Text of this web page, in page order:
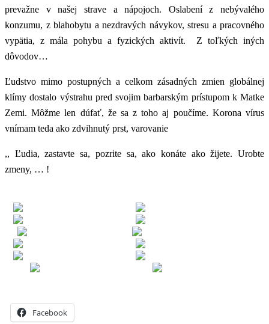
prevažne v našej strave a nápojoch. Oslabení z nebývalého
konzumu, z blahobytu a nezdravých návykov, stresu a pracovného
vypätia, z mála pohybu a fyzických aktivít. Z toľkých iných
dôvodov…
Ľudstvo mimo postupných a celkom zásadných zmien globálnej
klímy dostalo výstrahu pred svojim barbarským prístupom k Matke
Zemi. Môžme len dúfať, že sa z toho aj poučíme. Korona vírus
vnímam teda ako zdvihnutý prst, varovanie
,, Ľudia, zastavte sa, pozrite sa, ako konáte ako žijete. Urobte
zmeny, … !
Facebook